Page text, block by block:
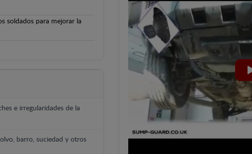
soldados para mejorar la
e irregularidades de la
barro, suciedad y otros